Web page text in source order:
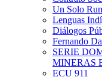
Un Solo
Lenguas
Diálogos
Fernando
SERIE
MINERAS
ECU 911